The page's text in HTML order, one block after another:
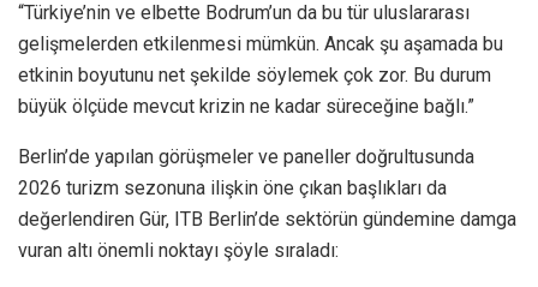
“Türkiye’nin ve elbette Bodrum’un da bu tür uluslararası
gelişmelerden etkilenmesi mümkün. Ancak şu aşamada bu
etkinin boyutunu net şekilde söylemek çok zor. Bu durum
büyük ölçüde mevcut krizin ne kadar süreceğine bağlı.”
Berlin’de yapılan görüşmeler ve paneller doğrultusunda
2026 turizm sezonuna ilişkin öne çıkan başlıkları da
değerlendiren Gür, ITB Berlin’de sektörün gündemine damga
vuran altı önemli noktayı şöyle sıraladı: